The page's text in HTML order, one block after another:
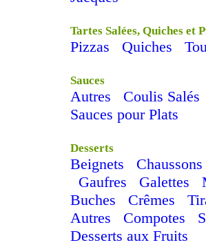
Tartes Salées, Quiches et
Pizzas Quiches
Sauces
Autres Coulis Salés
Sauces pour Plats
Desserts
Beignets Chaussons
Gaufres
Galettes
Buches
Crêmes
Autres
Compotes
Desserts aux Fruits